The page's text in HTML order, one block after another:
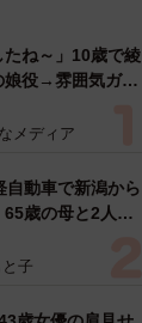
たね～」10歳で綾
娘役→雰囲気ガラ
宝塚に入れそ
メディア
自動車で新潟から
歳の母と2人で
… 「大学生で
子